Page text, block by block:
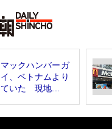
ックハンバーガ
、ベトナムより
いた 現地...